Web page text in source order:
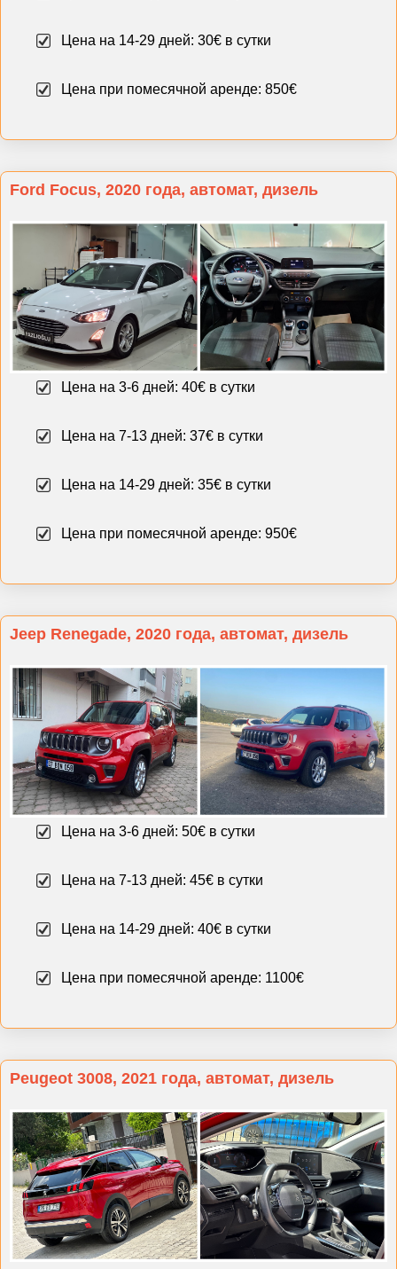
Цена на 14-29 дней: 30€ в сутки
Цена при помесячной аренде: 850€
Ford Focus, 2020 года, автомат, дизель
Цена на 3-6 дней: 40€ в сутки
Цена на 7-13 дней: 37€ в сутки
Цена на 14-29 дней: 35€ в сутки
Цена при помесячной аренде: 950€
Jeep Renegade, 2020 года, автомат, дизель
Цена на 3-6 дней: 50€ в сутки
Цена на 7-13 дней: 45€ в сутки
Цена на 14-29 дней: 40€ в сутки
Цена при помесячной аренде: 1100€
Peugeot 3008, 2021 года, автомат, дизель